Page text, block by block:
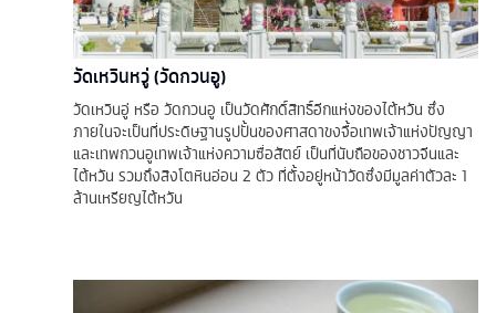
วัดเหวินหวู่ (วัดกวนอู)
วัดเหวินอู่ หรือ วัดกวนอู เป็นวัดศักดิ์สิทธิ์อีกแห่งของไต้หวัน ซึ่ง
ภายในจะเป็นที่ประดิษฐานรูปปั้นของศาสดาขงจื้อเทพเจ้าแห่งปัญญา
และเทพกวนอูเทพเจ้าแห่งความซื่อสัตย์ เป็นที่นับถือของชาวจีนและ
ไต้หวัน รวมถึงสิงโตหินอ่อน 2 ตัว ที่ตั้งอยู่หน้าวัดซึ่งมีมูลค่าตัวละ 1
ล้านเหรียญไต้หวัน